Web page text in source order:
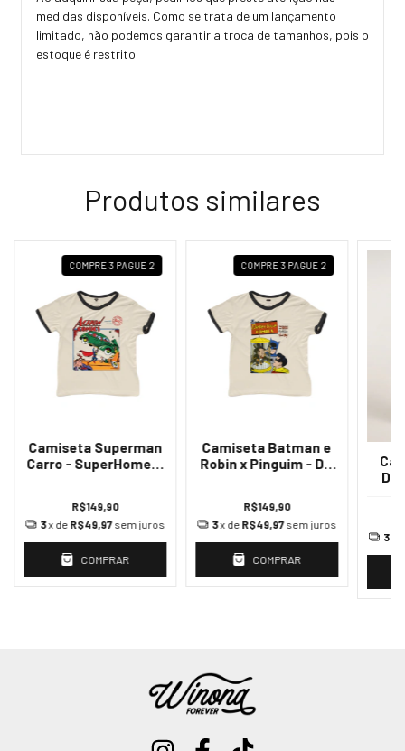
medidas disponíveis. Como se trata de um lançamento
limitado, não podemos garantir a troca de tamanhos, pois o
estoque é restrito.
Produtos similares
COMPRE 3 PAGUE 2
Camiseta Superman
Carro - SuperHomem
R$149,90
3x de R$49,97 sem juros
COMPRAR
COMPRE 3 PAGUE 2
Camiseta Batman e
Robin x Pinguim - DC
R$149,90
3x de R$49,97sem juros
COMPRAR
3